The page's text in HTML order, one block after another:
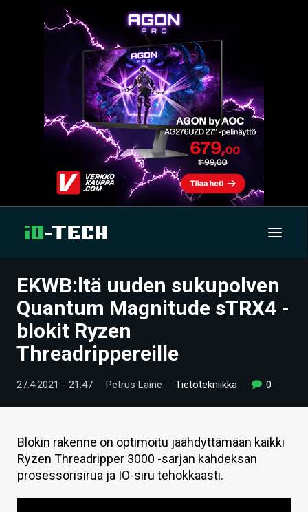
UUTISET
ARTIKKELIT
VIDEOT
TECHBBS
HINTA.FI
KAUPPA
VAIHDA TEEMA
EKWB:ltä uuden sukupolven
Quantum Magnitude sTRX4 -
blokit Ryzen
Threadrippereille
27.4.2021 - 21:47 Petrus Laine Tietotekniikka 0
Blokin rakenne on optimoitu jäähdyttämään kaikki
Ryzen Threadripper 3000 -sarjan kahdeksan
prosessorisirua ja IO-siru tehokkaasti.